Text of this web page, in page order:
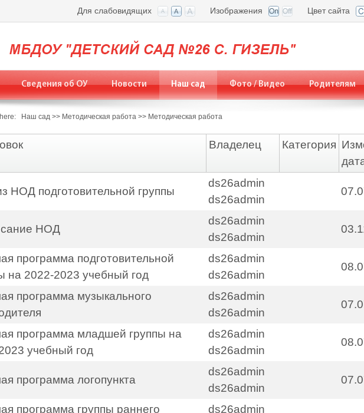
Цвет сайта
Изображения
Для слабовидящих
Сведения об ОУ Новости Наш сад Фото / Видео Родителям
Наш сад >> Методическая работа >> Методическая работа
Владелец Категория
НОД подготовительной группы
ds26admin
ds26admin
НОД
ds26admin
ds26admin
программа подготовительной
на 2022-2023 учебный год
ds26admin
ds26admin
программа музыкального
ds26admin
ds26admin
программа младшей группы на
учебный год
ds26admin
ds26admin
программа логопункта
ds26admin
ds26admin
программа группы раннего
ds26admin